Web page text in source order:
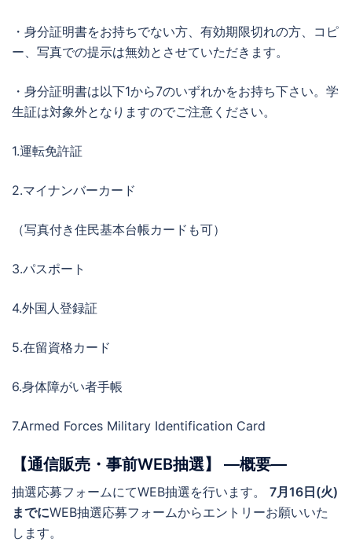
・身分証明書をお持ちでない方、有効期限切れの方、コピ
ー、写真での提示は無効とさせていただきます。
・身分証明書は以下1から7のいずれかをお持ち下さい。学
生証は対象外となりますのでご注意ください。
1.運転免許証
2.マイナンバーカード
（写真付き住民基本台帳カードも可）
3.パスポート
4.外国人登録証
5.在留資格カード
6.身体障がい者手帳
7.Armed Forces Military Identification Card
【通信販売・事前WEB抽選】 ―概要―
抽選応募フォームにてWEB抽選を行います。 7月16日(火)
までにWEB抽選応募フォームからエントリーお願いいた
します。